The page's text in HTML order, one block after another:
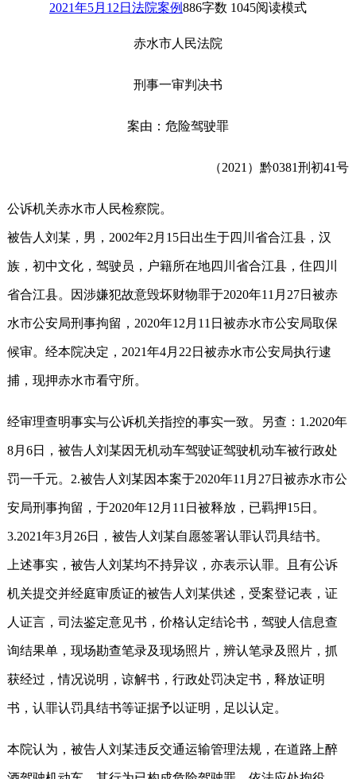
2021年5月12日 法院案例886字数 1045阅读模式
赤水市人民法院
刑事一审判决书
案由：危险驾驶罪
（2021）黔0381刑初41号
公诉机关赤水市人民检察院。
被告人刘某，男，2002年2月15日出生于四川省合江县，汉
族，初中文化，驾驶员，户籍所在地四川省合江县，住四川
省合江县。因涉嫌犯故意毁坏财物罪于2020年11月27日被赤
水市公安局刑事拘留，2020年12月11日被赤水市公安局取保
候审。经本院决定，2021年4月22日被赤水市公安局执行逮
捕，现押赤水市看守所。
经审理查明事实与公诉机关指控的事实一致。另查：1.2020年
8月6日，被告人刘某因无机动车驾驶证驾驶机动车被行政处
罚一千元。2.被告人刘某因本案于2020年11月27日被赤水市公
安局刑事拘留，于2020年12月11日被释放，已羁押15日。
3.2021年3月26日，被告人刘某自愿签署认罪认罚具结书。
上述事实，被告人刘某均不持异议，亦表示认罪。且有公诉
机关提交并经庭审质证的被告人刘某供述，受案登记表，证
人证言，司法鉴定意见书，价格认定结论书，驾驶人信息查
询结果单，现场勘查笔录及现场照片，辨认笔录及照片，抓
获经过，情况说明，谅解书，行政处罚决定书，释放证明
书，认罪认罚具结书等证据予以证明，足以认定。
本院认为，被告人刘某违反交通运输管理法规，在道路上醉